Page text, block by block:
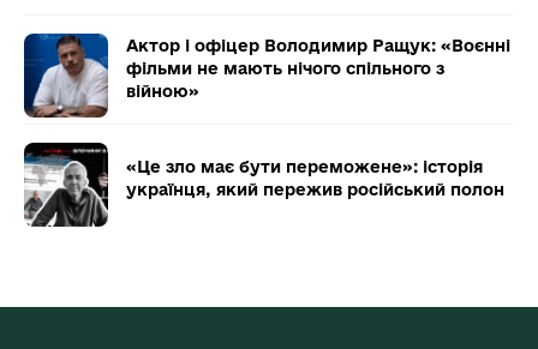
Актор і офіцер Володимир Ращук: «Воєнні
фільми не мають нічого спільного з
війною»
«Це зло має бути переможене»: історія
українця, який пережив російський полон